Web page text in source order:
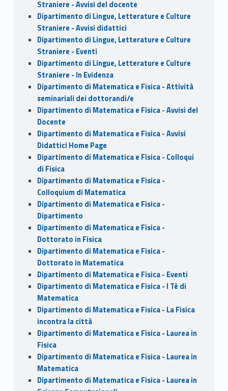
Straniere - Avvisi del docente
Dipartimento di Lingue, Letterature e Culture
Straniere - Avvisi didattici
Dipartimento di Lingue, Letterature e Culture
Straniere - Eventi
Dipartimento di Lingue, Letterature e Culture
Straniere - In Evidenza
Dipartimento di Matematica e Fisica - Attività
seminariali dei dottorandi/e
Dipartimento di Matematica e Fisica - Avvisi del
Docente
Dipartimento di Matematica e Fisica - Avvisi
Didattici Home Page
Dipartimento di Matematica e Fisica - Colloqui
di Fisica
Dipartimento di Matematica e Fisica -
Colloquium di Matematica
Dipartimento di Matematica e Fisica -
Dipartimento
Dipartimento di Matematica e Fisica -
Dottorato in Fisica
Dipartimento di Matematica e Fisica -
Dottorato in Matematica
Dipartimento di Matematica e Fisica - Eventi
Dipartimento di Matematica e Fisica - I Tè di
Matematica
Dipartimento di Matematica e Fisica - La Fisica
incontra la città
Dipartimento di Matematica e Fisica - Laurea in
Fisica
Dipartimento di Matematica e Fisica - Laurea in
Matematica
Dipartimento di Matematica e Fisica - Laurea in